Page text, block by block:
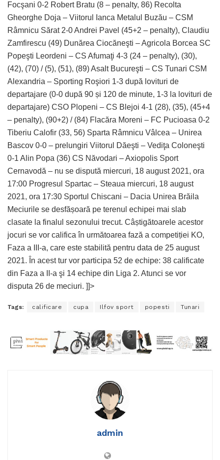
Focşani 0-2 Robert Bratu (8 – penalty, 86) Recolta
Gheorghe Doja – Viitorul Ianca Metalul Buzău – CSM
Râmnicu Sărat 2-0 Andrei Pavel (45+2 – penalty), Claudiu
Zamfirescu (49) Dunărea Ciocăneşti – Agricola Borcea SC
Popeşti Leordeni – CS Afumaţi 4-3 (24 – penalty), (30),
(42), (70) / (5), (51), (89) Asalt Bucureşti – CS Tunari CSM
Alexandria – Sporting Roşiori 1-3 după lovituri de
departajare (0-0 după 90 și 120 de minute, 1-3 la lovituri de
departajare) CSO Plopeni – CS Blejoi 4-1 (28), (35), (45+4
– penalty), (90+2) / (84) Flacăra Moreni – FC Pucioasa 0-2
Tiberiu Calofir (33, 56) Sparta Râmnicu Vâlcea – Unirea
Bascov 0-0 – prelungiri Viitorul Dăeşti – Vediţa Coloneşti
0-1 Alin Popa (36) CS Năvodari – Axiopolis Sport
Cernavodă – nu se dispută miercuri, 18 august 2021, ora
17:00 Progresul Spartac – Steaua miercuri, 18 august
2021, ora 17:30 Sportul Chiscani – Dacia Unirea Brăila
Meciurile se desfășoară pe terenul echipei mai slab
clasate la finalul sezonului trecut. Câștigătoarele acestor
jocuri se vor califica în următoarea fază a competiției KO,
Faza a III-a, care este stabilită pentru data de 25 august
2021. În acest tur vor participa 52 de echipe: 38 calificate
din Faza a II-a şi 14 echipe din Liga 2. Atunci se vor
disputa 26 de meciuri. ]]>
Tags: calificare cupa Ilfov sport popesti Tunari
admin